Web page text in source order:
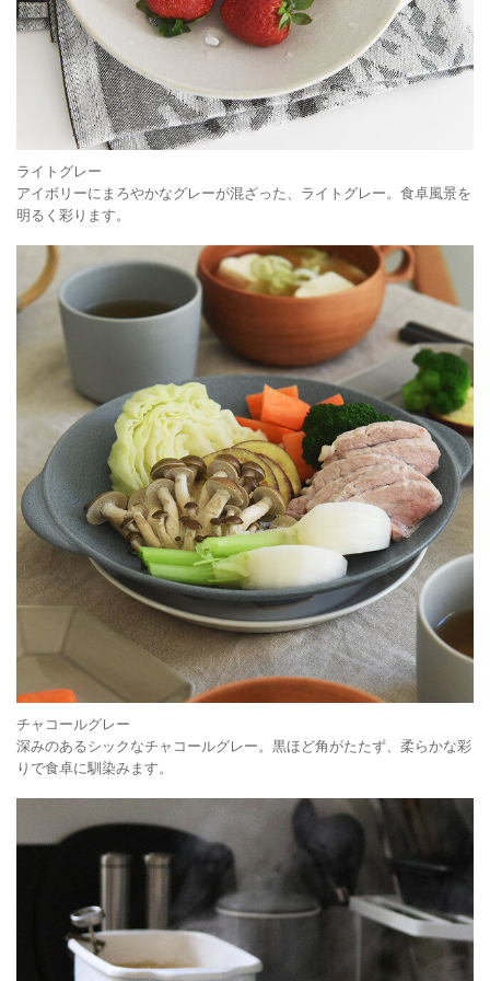
ライトグレー
アイボリーにまろやかなグレーが混ざった、ライトグレー。食卓風景を
明るく彩ります。
チャコールグレー
深みのあるシックなチャコールグレー。黒ほど角がたたず、柔らかな彩
りで食卓に馴染みます。